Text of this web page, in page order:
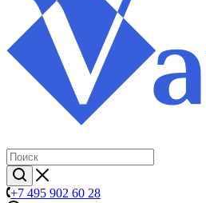
+7 495 902 60 28